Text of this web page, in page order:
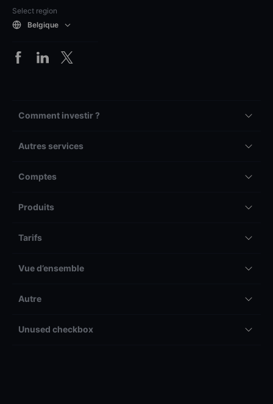
Select region
Belgique
Comment investir ?
Autres services
Comptes
Produits
Tarifs
Vue d’ensemble
Autre
Unused checkbox